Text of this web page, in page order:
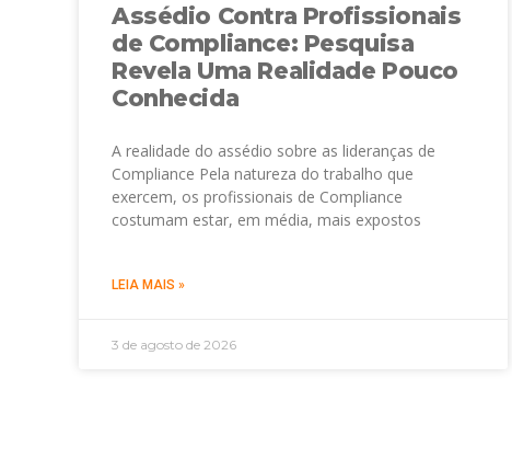
Assédio Contra Profissionais
de Compliance: Pesquisa
Revela Uma Realidade Pouco
Conhecida
A realidade do assédio sobre as lideranças de
Compliance Pela natureza do trabalho que
exercem, os profissionais de Compliance
costumam estar, em média, mais expostos
LEIA MAIS »
3 de agosto de 2026